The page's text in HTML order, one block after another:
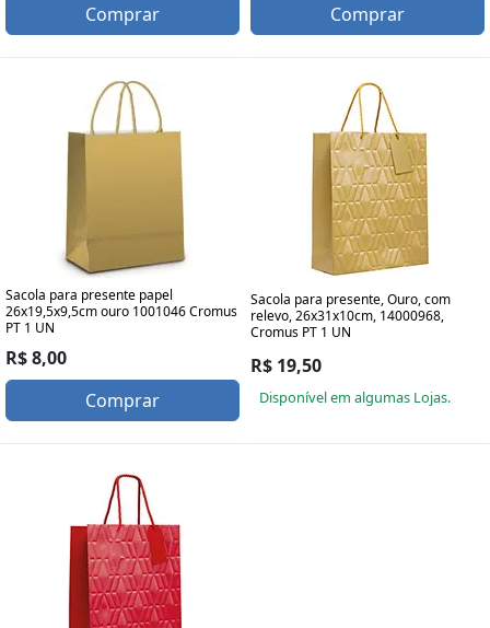
Comprar
Comprar
Sacola para presente papel
26x19,5x9,5cm ouro 1001046 Cromus
PT 1 UN
R$ 8,00
Comprar
Sacola para presente, Ouro, com
relevo, 26x31x10cm, 14000968,
Cromus PT 1 UN
R$ 19,50
Disponível em algumas Lojas.